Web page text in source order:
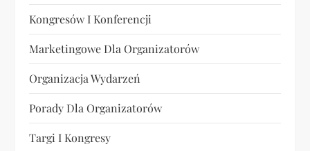
Kongresów I Konferencji
Marketingowe Dla Organizatorów
Organizacja Wydarzeń
Porady Dla Organizatorów
Targi I Kongresy